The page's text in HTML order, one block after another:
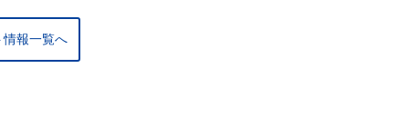
情報一覧へ